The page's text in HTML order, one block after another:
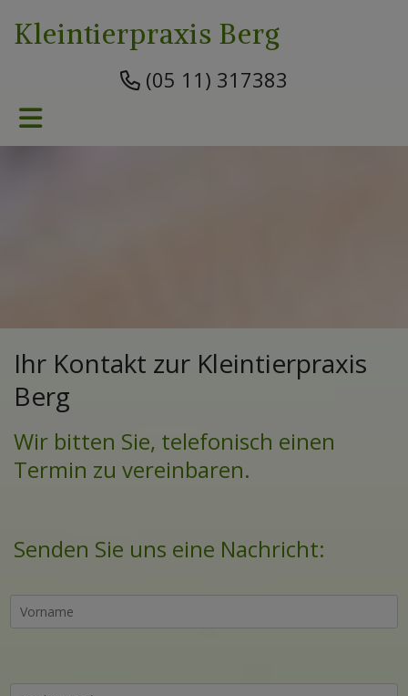
Kleintierpraxis Berg
(05 11) 317383
Ihr Kontakt zur Kleintierpraxis
Berg
Wir bitten Sie, telefonisch einen
Termin zu vereinbaren.
Senden Sie uns eine Nachricht: